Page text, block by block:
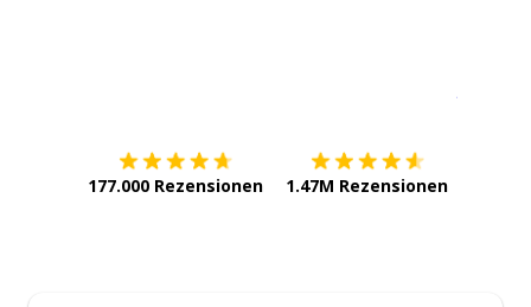
177.000 Rezensionen 1.47M Rezensionen